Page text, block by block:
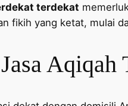
terdekat
fikih yang ketat, mulai
Aqiqah